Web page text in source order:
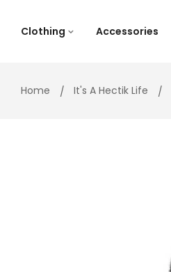
contentClothing Accessories
Home It's A Hectik Life